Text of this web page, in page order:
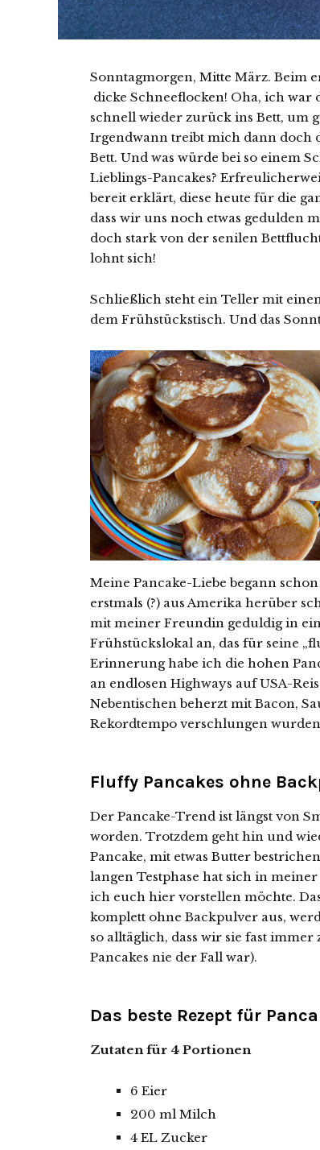
Sonntagmorgen, Mitte März. Beim
dicke Schneeflocken! Oha, ich
schnell wieder zurück ins Bett, um
Irgendwann treibt mich dann doch
Bett. Und was würde bei so einem
Lieblings-Pancakes?
bereit erklärt, diese heute für die
dass wir uns noch etwas gedulden
doch stark von der senilen
lohnt sich!
Schließlich steht ein Teller mit
dem Frühstückstisch. Und das
Meine Pancake-Liebe begann
erstmals (?) aus Amerika herüber
mit meiner Freundin geduldig in
Frühstückslokal an, das für seine
Erinnerung habe ich die hohen
an endlosen Highways auf USA-
Nebentischen beherzt mit Bacon,
Rekordtempo verschlungen
Fluffy Pancakes ohne
Der Pancake-Trend ist längst von
worden. Trotzdem geht hin und
Pancake, mit etwas Butter
langen Testphase hat sich in
ich euch hier vorstellen möchte.
komplett ohne Backpulver aus,
so alltäglich, dass wir sie fast
Pancakes nie der Fall war).
Das beste Rezept für
Zutaten für 4 Portionen
6 Eier
200 ml Milch
4 EL Zucker